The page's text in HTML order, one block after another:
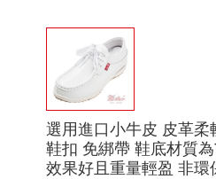
選用進口小牛皮 皮革柔
鞋扣 免綁帶 鞋底材質
效果好且重量輕盈 非環